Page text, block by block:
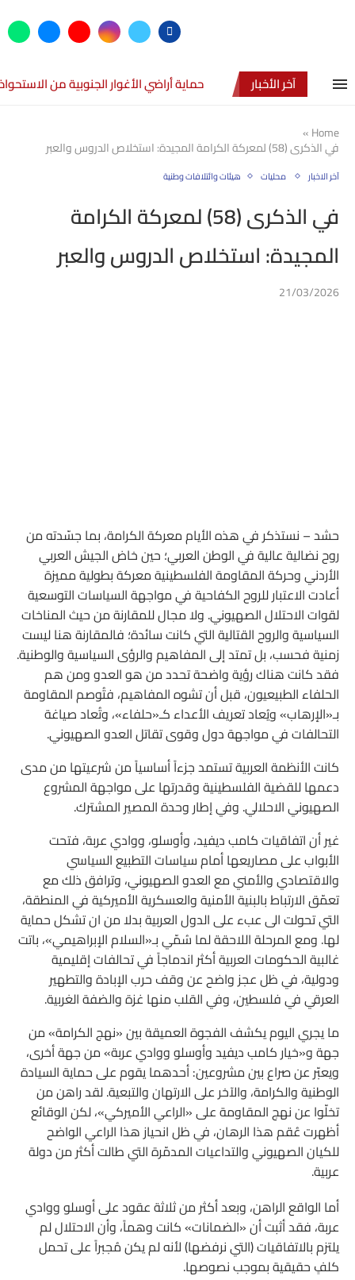
آخر الأخبار حماية أراضي الأغوار الجنوبية من
Home
»
في الذكرى (58) لمعركة الكرامة المجيدة: استخلاص الدروس والعبر
آخر الاخبار محليات هيئات وائتلافات وطنية
في الذكرى (58) لمعركة الكرامة
المجيدة: استخلاص الدروس والعبر
21/03/2026
حشد – نستذكر في هذه الأيام معركة الكرامة، بما جسّدته من
روح نضالية عالية في الوطن العربي؛ حين خاض الجيش العربي
الأردني وحركة المقاومة الفلسطينية معركة بطولية مميزة
أعادت الاعتبار للروح الكفاحية في مواجهة السياسات التوسعية
لقوات الاحتلال الصهيوني. ولا مجال للمقارنة من حيث المناخات
السياسية والروح القتالية التي كانت سائدة؛ فالمقارنة هنا ليست
زمنية فحسب، بل تمتد إلى المفاهيم والرؤى السياسية والوطنية.
فقد كانت هناك رؤية واضحة تحدد من هو العدو ومن هم
الحلفاء الطبيعيون، قبل أن تشوه المفاهيم، فتُوصم المقاومة
بـ«الإرهاب» ويُعاد تعريف الأعداء كـ«حلفاء»، وتُعاد صياغة
التحالفات في مواجهة دول وقوى تقاتل العدو الصهيوني.
كانت الأنظمة العربية تستمد جزءاً أساسياً من شرعيتها من مدى
دعمها للقضية الفلسطينية وقدرتها على مواجهة المشروع
الصهيوني الاحلالي. وفي إطار وحدة المصير المشترك.
غير أن اتفاقيات كامب ديفيد، وأوسلو، ووادي عربة، فتحت
الأبواب على مصاريعها أمام سياسات التطبيع السياسي
والاقتصادي والأمني مع العدو الصهيوني، وترافق ذلك مع
تعمّق الارتباط بالبنية الأمنية والعسكرية الأميركية في المنطقة،
التي تحولت الى عبء على الدول العربية بدلا من ان تشكل حماية
لها. ومع المرحلة اللاحقة لما سُمّي بـ«السلام الإبراهيمي»، باتت
غالبية الحكومات العربية أكثر اندماجاً في تحالفات إقليمية
ودولية، في ظل عجز واضح عن وقف حرب الإبادة والتطهير
العرقي في فلسطين، وفي القلب منها غزة والضفة الغربية.
ما يجري اليوم يكشف الفجوة العميقة بين «نهج الكرامة» من
جهة و«خيار كامب ديفيد وأوسلو ووادي عربة» من جهة أخرى،
ويعبّر عن صراع بين مشروعين: أحدهما يقوم على حماية السيادة
الوطنية والكرامة، والآخر على الارتهان والتبعية. لقد راهن من
تخلّوا عن نهج المقاومة على «الراعي الأميركي»، لكن الوقائع
أظهرت عُقم هذا الرهان، في ظل انحياز هذا الراعي الواضح
للكيان الصهيوني والتداعيات المدمّرة التي طالت أكثر من دولة
عربية.
أما الواقع الراهن، وبعد أكثر من ثلاثة عقود على أوسلو ووادي
عربة، فقد أثبت أن «الضمانات» كانت وهماً، وأن الاحتلال لم
يلتزم بالاتفاقيات (التي نرفضها) لأنه لم يكن مُجبراً على تحمل
كلفٍ حقيقية بموجب نصوصها.